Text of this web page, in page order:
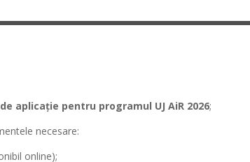
aplicație pentru programul UJ AiR 2026;
necesare:
online);